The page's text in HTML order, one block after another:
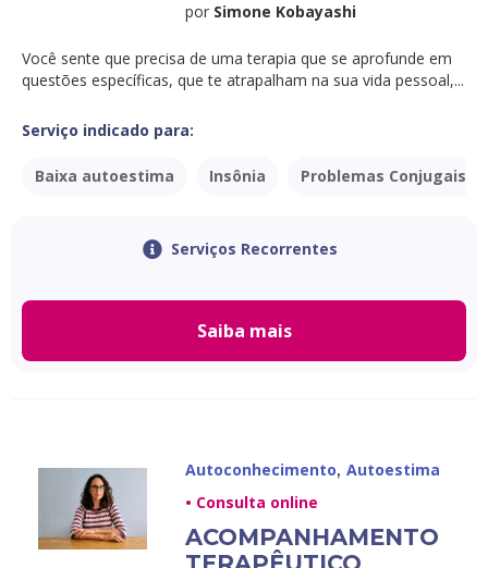
por Simone Kobayashi
Você sente que precisa de uma terapia que se aprofunde em
questões específicas, que te atrapalham na sua vida pessoal,...
Serviço indicado para:
Baixa autoestima Insônia Problemas Conjugais
Serviços Recorrentes
Saiba mais
Autoconhecimento, Autoestima
• Consulta online
ACOMPANHAMENTO